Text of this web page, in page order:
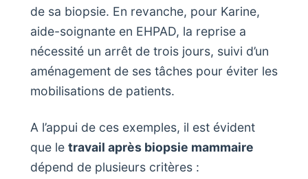
de sa biopsie. En revanche, pour Karine,
aide-soignante en EHPAD, la reprise a
nécessité un arrêt de trois jours, suivi d’un
aménagement de ses tâches pour éviter les
mobilisations de patients.
A l’appui de ces exemples, il est évident
que le travail après biopsie mammaire
dépend de plusieurs critères :